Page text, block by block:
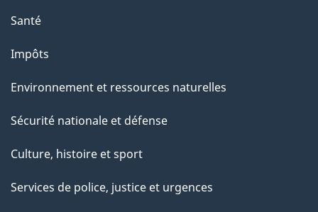
Santé
Impôts
Environnement et ressources naturelles
Sécurité nationale et défense
Culture, histoire et sport
Services de police, justice et urgences